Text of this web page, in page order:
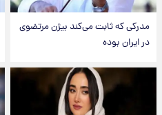
مدرکی که ثابت می‌کند بیژن مرتضوی
در ایران بوده